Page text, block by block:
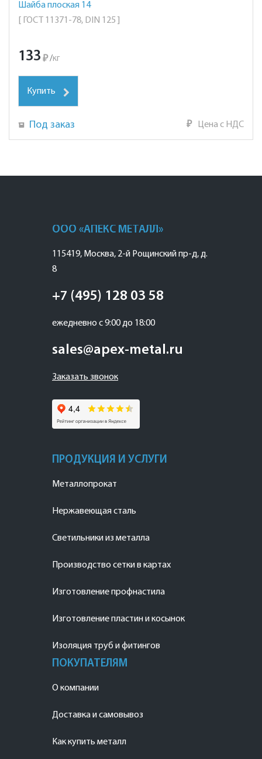
Шайба плоская 14
[ ГОСТ 11371-78, DIN 125 ]
133 ₽ /кг
Купить
Под заказ ₽ Цена с НДС
ООО «АПЕКС МЕТАЛЛ»
115419, Москва, 2-й Рощинский пр-д, д.
8
+7 (495) 128 03 58
ежедневно с 9:00 до 18:00
sales@apex-metal.ru
Заказать звонок
ПРОДУКЦИЯ И УСЛУГИ
Металлопрокат
Нержавеющая сталь
Светильники из металла
Производство сетки в картах
Изготовление профнастила
Изготовление пластин и косынок
Изоляция труб и фитингов
ПОКУПАТЕЛЯМ
О компании
Доставка и самовывоз
Как купить металл